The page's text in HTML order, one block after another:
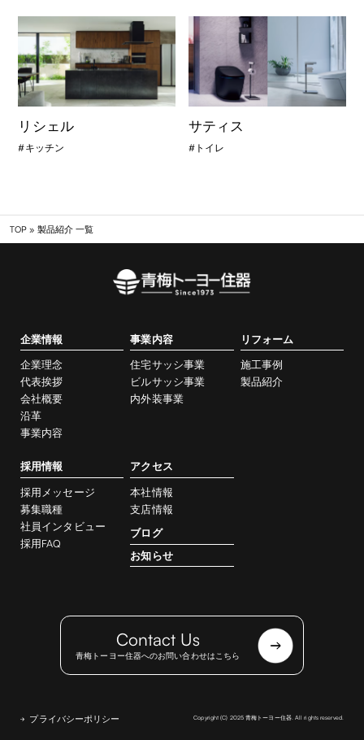
リシェル
キッチン
サティス
トイレ
TOP » 製品紹介 一覧
企業情報
企業理念
代表挨拶
会社概要
沿革
事業内容
事業内容
住宅サッシ事業
ビルサッシ事業
内外装事業
リフォーム
施工事例
製品紹介
採用情報
採用メッセージ
募集職種
社員インタビュー
採用FAQ
アクセス
本社情報
支店情報
ブログ
お知らせ
Contact Us
青梅トーヨー住器へのお問い合わせはこちら
プライバシーポリシー Copyright (C) 2025 青梅トーヨー住器. All rights reserved.